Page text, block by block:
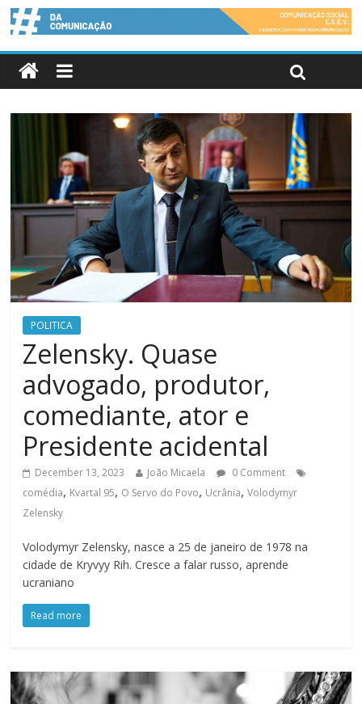
POLITICA
Zelensky. Quase
advogado, produtor,
comediante, ator e
Presidente acidental
December 13, 2023 João Micaela
0 Comment
comédia, Kvartal 95, O Servo do Povo, Ucrânia,Volodymyr
Zelensky
Volodymyr Zelensky, nasce a 25 de janeiro de 1978 na
cidade de Kryvyy Rih. Cresce a falar russo, aprende
ucraniano
Read more